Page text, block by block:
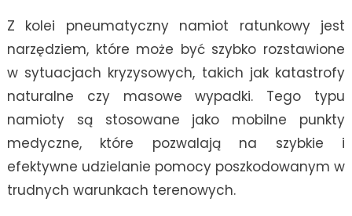
Z kolei pneumatyczny namiot ratunkowy jest
narzędziem, które może być szybko rozstawione
w sytuacjach kryzysowych, takich jak katastrofy
naturalne czy masowe wypadki. Tego typu
namioty są stosowane jako mobilne punkty
medyczne, które pozwalają na szybkie i
efektywne udzielanie pomocy poszkodowanym w
trudnych warunkach terenowych.